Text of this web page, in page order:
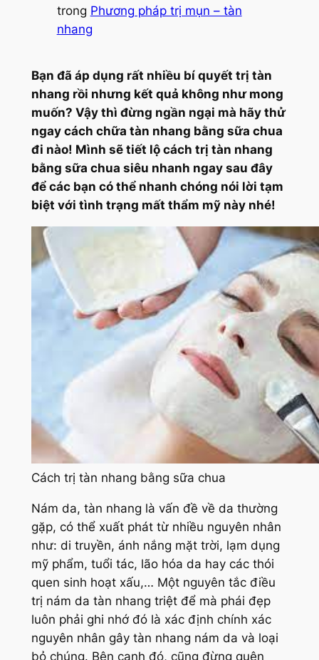
trong Phương pháp trị mụn – tàn
nhang
Bạn đã áp dụng rất nhiều bí quyết trị tàn
nhang rồi nhưng kết quả không như mong
muốn? Vậy thì đừng ngần ngại mà hãy thử
ngay cách chữa tàn nhang bằng sữa chua
đi nào! Mình sẽ tiết lộ cách trị tàn nhang
bằng sữa chua siêu nhanh ngay sau đây
để các bạn có thể nhanh chóng nói lời tạm
biệt với tình trạng mất thẩm mỹ này nhé!
Cách trị tàn nhang bằng sữa chua
Nám da, tàn nhang là vấn đề về da thường
gặp, có thể xuất phát từ nhiều nguyên nhân
như: di truyền, ánh nắng mặt trời, lạm dụng
mỹ phẩm, tuổi tác, lão hóa da hay các thói
quen sinh hoạt xấu,… Một nguyên tắc điều
trị nám da tàn nhang triệt để mà phái đẹp
luôn phải ghi nhớ đó là xác định chính xác
nguyên nhân gây tàn nhang nám da và loại
bỏ chúng. Bên cạnh đó, cũng đừng quên